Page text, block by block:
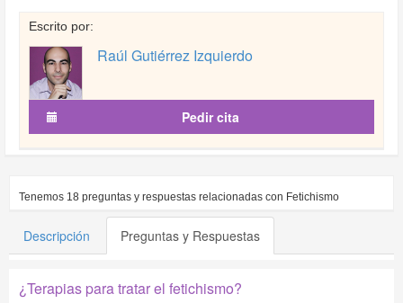
Escrito por:
Raúl Gutiérrez Izquierdo
Pedir cita
Tenemos 18 preguntas y respuestas relacionadas con Fetichismo
Descripción Preguntas y Respuestas
¿Terapias para tratar el fetichismo?